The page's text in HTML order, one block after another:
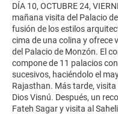
DÍA 10, OCTUBRE 24,
mañana visita del Palacio
fusión de los estilos
cima de una colina y ofrece
del Palacio de Monzón. El
compone de 11 palacios
sucesivos, haciéndolo el
Rajasthan. Más tarde,
Dios Visnú. Después, un
Fateh Sagar y visita al